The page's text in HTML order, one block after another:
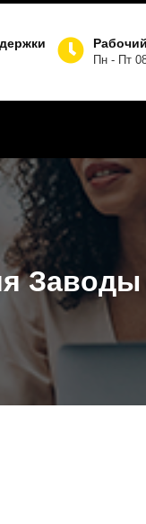
Пн - Пт
Заводы